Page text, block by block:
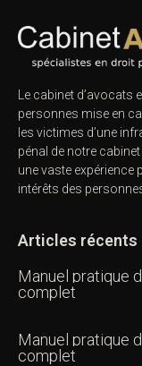
Le cabinet d’avocats
personnes mise en
les victimes d’une
pénal de notre
une vaste expérience
intérêts des
Articles récents
Manuel pratique
complet
Manuel pratique
complet